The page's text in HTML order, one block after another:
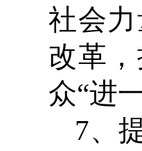
社会
改革
众“进
7、